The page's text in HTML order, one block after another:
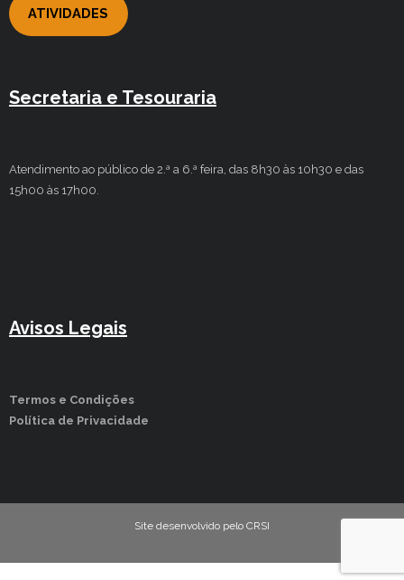
ATIVIDADES
Secretaria e Tesouraria
Atendimento ao público de 2.ª a 6.ª feira, das 8h30 às 10h30 e das
15h00 às 17h00.
Avisos Legais
Termos e Condições
Política de Privacidade
Site desenvolvido pelo CRSI